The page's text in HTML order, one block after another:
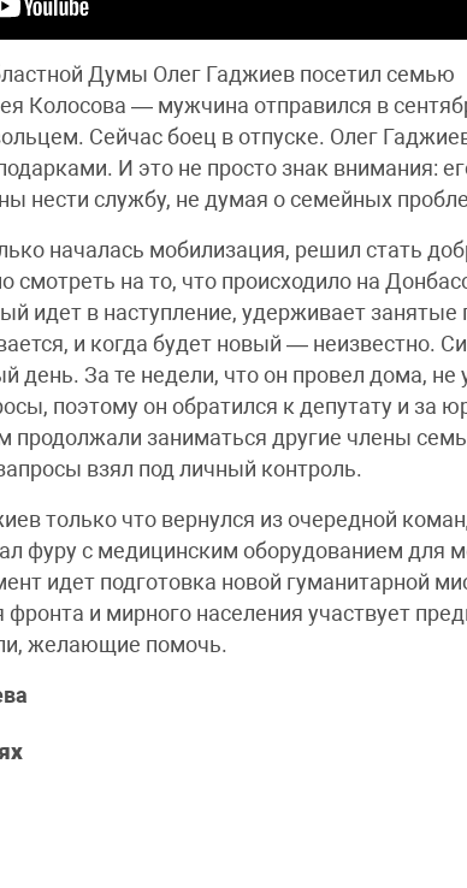
Думы Олег Гаджиев посетил семью
Колосова — мужчина отправился в
Сейчас боец в отпуске. Олег
И это не просто знак внимания:
нести службу, не думая о семейных
началась мобилизация, решил стать
смотреть на то, что происходило на
идет в наступление, удерживает занятые
и когда будет новый — неизвестно.
день. За те недели, что он провел дома, не
поэтому он обратился к депутату и за
продолжали заниматься другие члены
взял под личный контроль.
только что вернулся из очередной
фуру с медицинским оборудованием для
идет подготовка новой гуманитарной
фронта и мирного населения участвует
желающие помочь.